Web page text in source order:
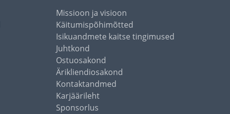
Missioon ja visioon
Käitumispõhimõtted
Isikuandmete kaitse tingimused
Juhtkond
Ostuosakond
Ärikliendiosakond
Kontaktandmed
Karjäärileht
Sponsorlus